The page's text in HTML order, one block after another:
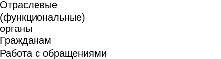
Отраслевые
(функциональные)
органы
Гражданам
Работа с обращениями